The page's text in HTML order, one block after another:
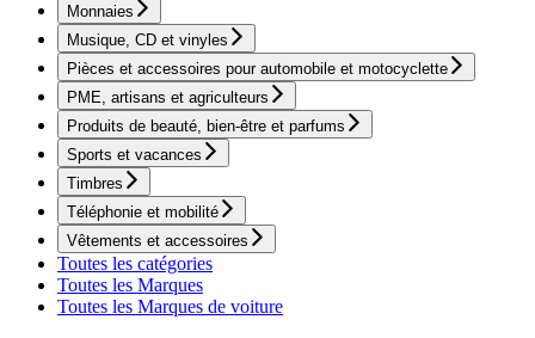
Monnaies
Musique, CD et vinyles
Pièces et accessoires pour automobile et motocyclette
PME, artisans et agriculteurs
Produits de beauté, bien-être et parfums
Sports et vacances
Timbres
Téléphonie et mobilité
Vêtements et accessoires
Toutes les catégories
Toutes les Marques
Toutes les Marques de voiture